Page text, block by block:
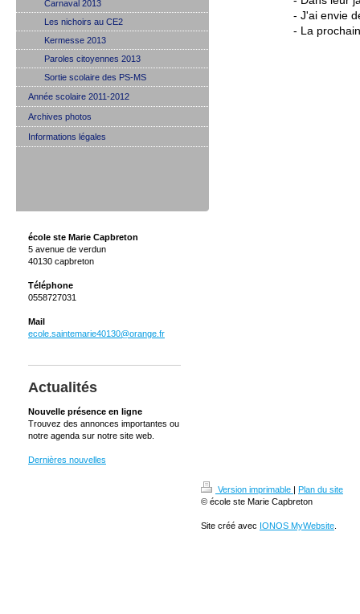
- J'ai envie
- La
Carnaval 2013
Les nichoirs au CE2
Kermesse 2013
Paroles citoyennes 2013
Sortie scolaire des PS-MS
Année scolaire 2011-2012
Archives photos
Informations légales
école ste Marie Capbreton
5 avenue de verdun
40130 capbreton
Téléphone
0558727031
Mail
ecole.saintemarie40130@orange.fr
Actualités
Nouvelle présence en ligne
Trouvez des annonces importantes ou
notre agenda sur notre site web.
Dernières nouvelles
Version imprimable | Plan du site
© école ste Marie Capbreton
Site créé avec IONOS MyWebsite